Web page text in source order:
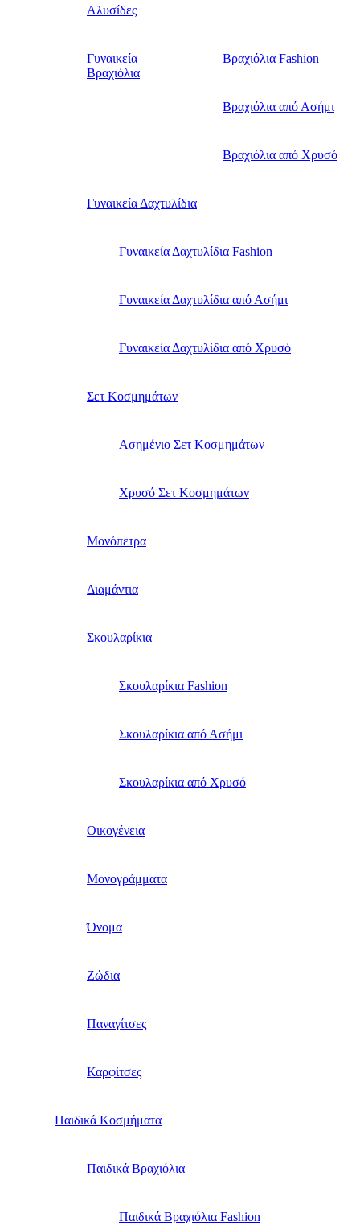
Αλυσίδες
Γυναικεία
Βραχιόλια
Βραχιόλια Fashion
Βραχιόλια από Ασήμι
Βραχιόλια από Χρυσό
Γυναικεία Δαχτυλίδια
Γυναικεία Δαχτυλίδια Fashion
Γυναικεία Δαχτυλίδια από Ασήμι
Γυναικεία Δαχτυλίδια από Χρυσό
Σετ Κοσμημάτων
Ασημένιο Σετ Κοσμημάτων
Χρυσό Σετ Κοσμημάτων
Μονόπετρα
Διαμάντια
Σκουλαρίκια
Σκουλαρίκια Fashion
Σκουλαρίκια από Ασήμι
Σκουλαρίκια από Χρυσό
Οικογένεια
Μονογράμματα
Όνομα
Ζώδια
Παναγίτσες
Καρφίτσες
Παιδικά Κοσμήματα
Παιδικά Βραχιόλια
Παιδικά Βραχιόλια Fashion